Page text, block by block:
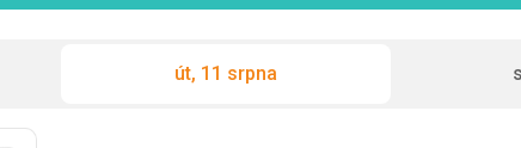
út, 11 srpna